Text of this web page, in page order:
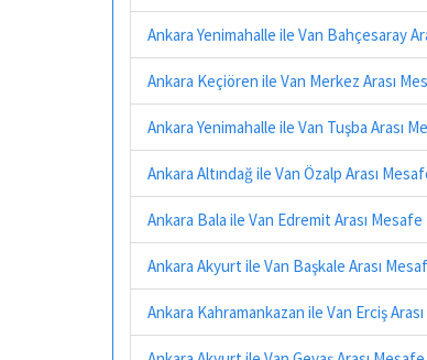
Ankara Yenimahalle ile Van Bahçesaray
Ankara Keçiören ile Van Merkez Arası
Ankara Yenimahalle ile Van Tuşba Arası
Ankara Altındağ ile Van Özalp Arası
Ankara Bala ile Van Edremit Arası
Ankara Akyurt ile Van Başkale Arası
Ankara Kahramankazan ile Van Erciş